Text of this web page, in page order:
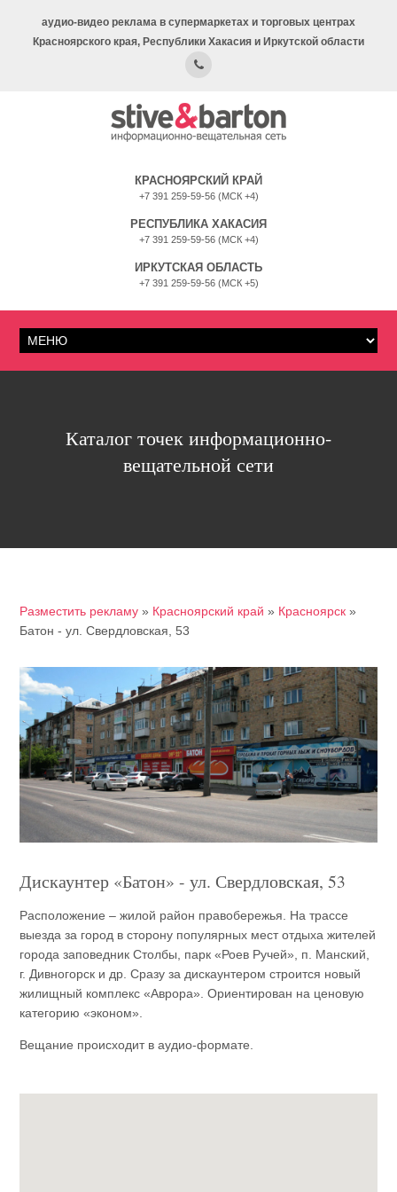
аудио-видео реклама в супермаркетах и торговых центрах
Красноярского края, Республики Хакасия и Иркутской области
КРАСНОЯРСКИЙ КРАЙ
+7 391 259-59-56 (МСК +4)
РЕСПУБЛИКА ХАКАСИЯ
+7 391 259-59-56 (МСК +4)
ИРКУТСКАЯ ОБЛАСТЬ
+7 391 259-59-56 (МСК +5)
Каталог точек информационно-
вещательной сети
Разместить рекламу » Красноярский край » Красноярск »
Батон - ул. Свердловская, 53
Дискаунтер «Батон» - ул. Свердловская, 53
Расположение – жилой район правобережья. На трассе
выезда за город в сторону популярных мест отдыха жителей
города заповедник Столбы, парк «Роев Ручей», п. Манский,
г. Дивногорск и др. Сразу за дискаунтером строится новый
жилищный комплекс «Аврора». Ориентирован на ценовую
категорию «эконом».
Вещание происходит в аудио-формате.